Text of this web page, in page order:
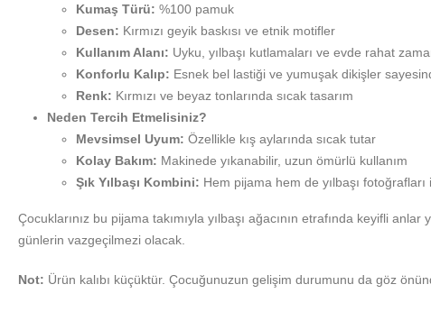
Kumaş Türü: %100 pamuk
Desen: Kırmızı geyik baskısı ve etnik motifler
Kullanım Alanı: Uyku, yılbaşı kutlamaları ve evde rahat
Konforlu Kalıp: Esnek bel lastiği ve yumuşak dikişler
Renk: Kırmızı ve beyaz tonlarında sıcak tasarım
Neden Tercih Etmelisiniz?
Mevsimsel Uyum: Özellikle kış aylarında sıcak tutar
Kolay Bakım: Makinede yıkanabilir, uzun ömürlü kullanım
Şık Yılbaşı Kombini: Hem pijama hem de yılbaşı
Çocuklarınız bu pijama takımıyla yılbaşı ağacının etrafında keyifli
günlerin vazgeçilmezi olacak.
Not: Ürün kalıbı küçüktür. Çocuğunuzun gelişim durumunu da göz